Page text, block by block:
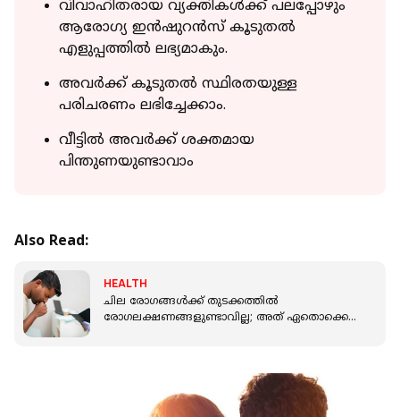
വിവാഹിതരായ വ്യക്തികള്‍ക്ക് പലപ്പോഴും
ആരോഗ്യ ഇന്‍ഷുറന്‍സ് കൂടുതല്‍
എളുപ്പത്തില്‍ ലഭ്യമാകും.
അവര്‍ക്ക് കൂടുതല്‍ സ്ഥിരതയുള്ള
പരിചരണം ലഭിച്ചേക്കാം.
വീട്ടില്‍ അവര്‍ക്ക് ശക്തമായ
പിന്തുണയുണ്ടാവാം
Also Read:
HEALTH
ചില രോഗങ്ങള്‍ക്ക് തുടക്കത്തില്‍
രോഗലക്ഷണങ്ങളുണ്ടാവില്ല; അത് ഏതൊക്കെ